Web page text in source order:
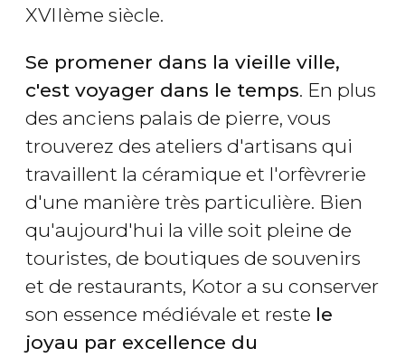
XVIIème siècle.
Se promener dans la vieille ville,
c'est voyager dans le temps. En plus
des anciens palais de pierre, vous
trouverez des ateliers d'artisans qui
travaillent la céramique et l'orfèvrerie
d'une manière très particulière. Bien
qu'aujourd'hui la ville soit pleine de
touristes, de boutiques de souvenirs
et de restaurants, Kotor a su conserver
son essence médiévale et reste le
joyau par excellence du